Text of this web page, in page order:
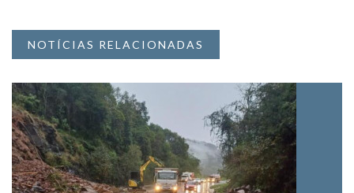
NOTÍCIAS RELACIONADAS